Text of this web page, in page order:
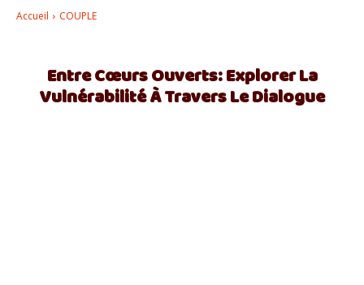
Accueil COUPLE
Entre Cœurs Ouverts: Explorer La
Vulnérabilité À Travers Le Dialogue